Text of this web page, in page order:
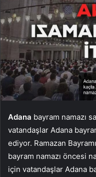
Adana bayram namazı
vatandaşlar Adana
ediyor. Ramazan
bayram namazı öncesi
için vatandaşlar Adana